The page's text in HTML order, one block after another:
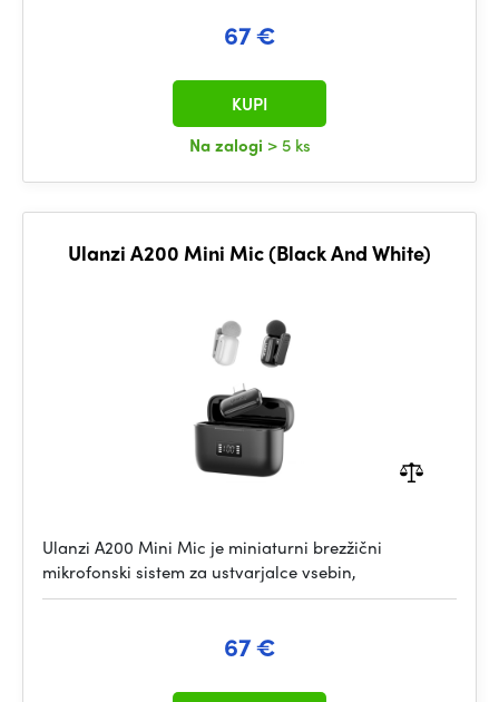
67 €
Na zalogi > 5 ks
KUPI
Ulanzi A200 Mini Mic (Black And White)
Ulanzi A200 Mini Mic je miniaturni brezžični
mikrofonski sistem za ustvarjalce vsebin,
67 €